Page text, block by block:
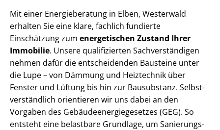
Mit einer Energieberatung in Elben, Westerwald
erhalten Sie eine klare, fachlich fundierte
Einschätzung zum energetischen Zustand Ihrer
Immobilie. Unsere qualifizierten Sach­ver­stän­di­gen
nehmen dafür die entscheidenden Bausteine unter
die Lupe – von Dämmung und Heiztechnik über
Fenster und Lüftung bis hin zur Bausubstanz. Selbst­
ver­ständ­lich orientieren wir uns dabei an den
Vorgaben des Ge­bäu­de­en­er­gie­ge­set­zes (GEG). So
entsteht eine belastbare Grundlage, um Sanierungs-